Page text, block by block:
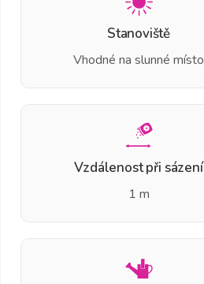
Stanoviště
Vhodné na slunné místo
Vzdálenost při sázení
1 m